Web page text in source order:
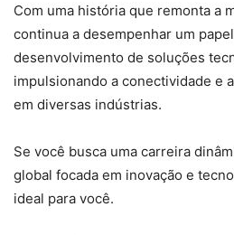
Com uma história que remonta a
continua a desempenhar um
desenvolvimento de soluções
impulsionando a conectividade e
em diversas indústrias.
Se você busca uma carreira
global focada em inovação e
ideal para você.